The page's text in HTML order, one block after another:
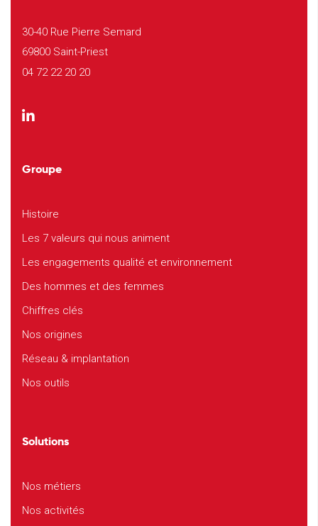
30-40 Rue Pierre Semard
69800 Saint-Priest
04 72 22 20 20
Groupe
Histoire
Les 7 valeurs qui nous animent
Les engagements qualité et environnement
Des hommes et des femmes
Chiffres clés
Nos origines
Réseau & implantation
Nos outils
Solutions
Nos métiers
Nos activités